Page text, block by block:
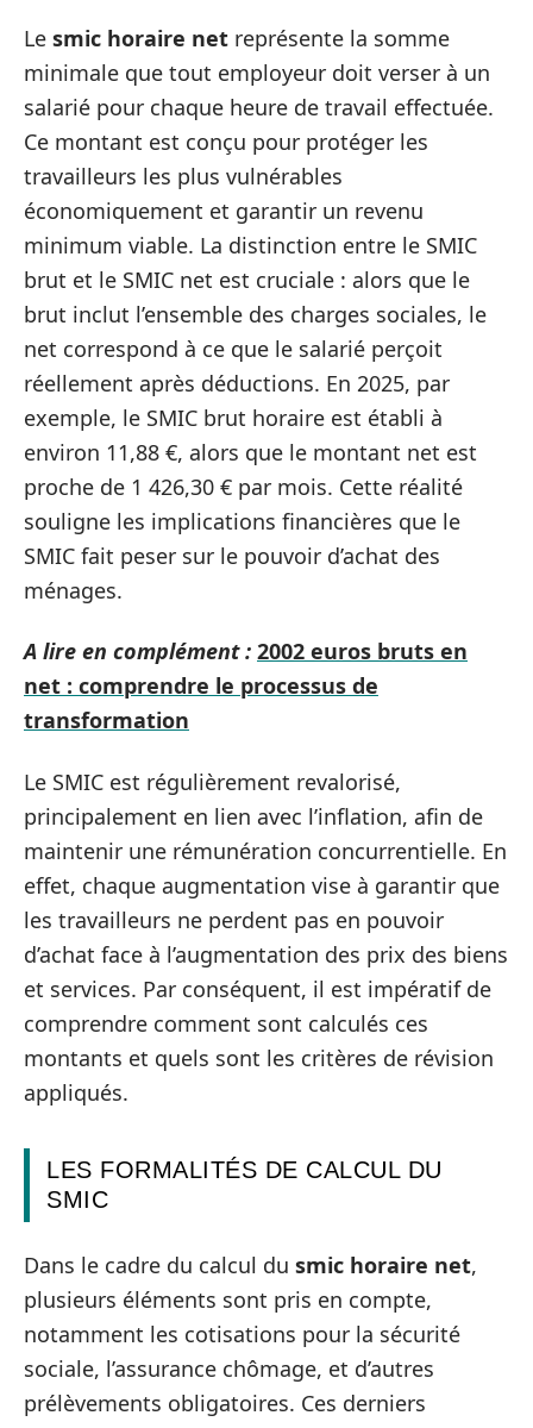
Le smic horaire net représente la somme
minimale que tout employeur doit verser à un
salarié pour chaque heure de travail effectuée.
Ce montant est conçu pour protéger les
travailleurs les plus vulnérables
économiquement et garantir un revenu
minimum viable. La distinction entre le SMIC
brut et le SMIC net est cruciale : alors que le
brut inclut l’ensemble des charges sociales, le
net correspond à ce que le salarié perçoit
réellement après déductions. En 2025, par
exemple, le SMIC brut horaire est établi à
environ 11,88 €, alors que le montant net est
proche de 1 426,30 € par mois. Cette réalité
souligne les implications financières que le
SMIC fait peser sur le pouvoir d’achat des
ménages.
A lire en complément : 2002 euros bruts en
net : comprendre le processus de
transformation
Le SMIC est régulièrement revalorisé,
principalement en lien avec l’inflation, afin de
maintenir une rémunération concurrentielle. En
effet, chaque augmentation vise à garantir que
les travailleurs ne perdent pas en pouvoir
d’achat face à l’augmentation des prix des biens
et services. Par conséquent, il est impératif de
comprendre comment sont calculés ces
montants et quels sont les critères de révision
appliqués.
LES FORMALITÉS DE CALCUL DU
SMIC
Dans le cadre du calcul du smic horaire net,
plusieurs éléments sont pris en compte,
notamment les cotisations pour la sécurité
sociale, l’assurance chômage, et d’autres
prélèvements obligatoires. Ces derniers